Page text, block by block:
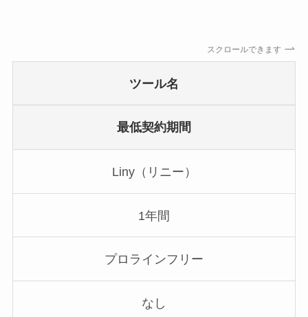
スクロールできます
ツール名
最低契約期間
Liny（リニー）
1年間
プロラインフリー
なし